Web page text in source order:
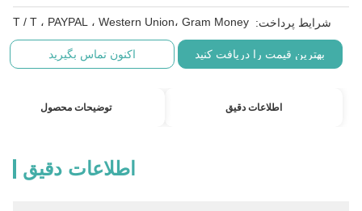
شرایط پرداخت: T / T ، PAYPAL ، Western Union، Gram Money
بهترین قیمت را دریافت کنید اکنون تماس بگیرید
اطلاعات دقیق توضیحات محصول
اطلاعات دقیق